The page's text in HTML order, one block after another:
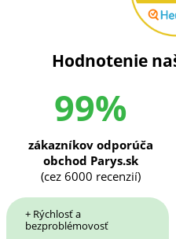
Hodnotenie
99%
zákazníkov odporúča
obchod Parys.sk
(cez 6000 recenzií)
+ Rýchlosť a
bezproblémovosť